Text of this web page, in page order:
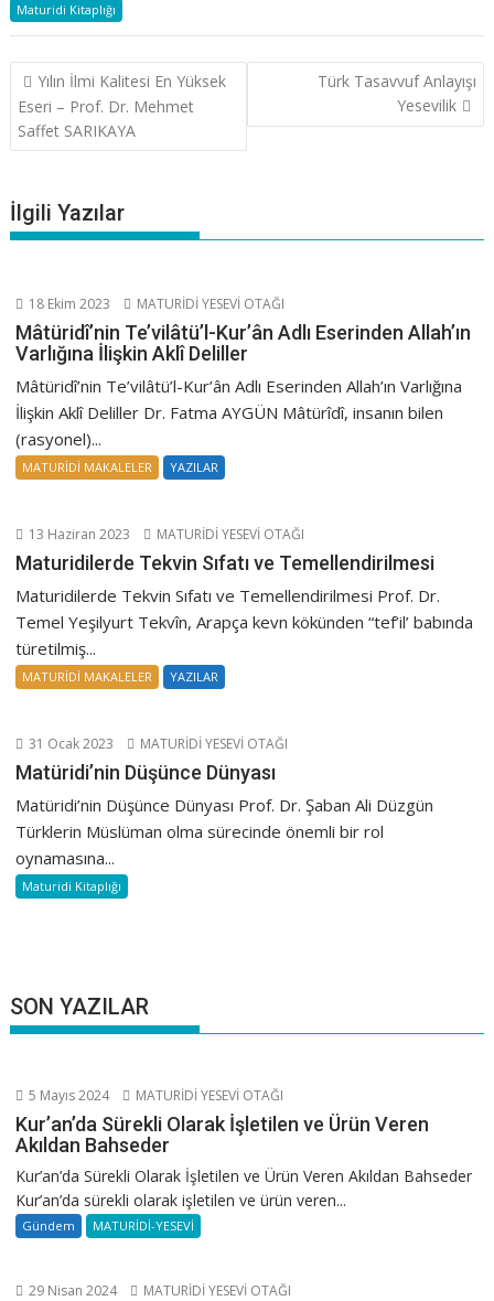
Maturidi Kitaplığı
Yazı
gezinmesi
Yılın İlmi Kalitesi En Yüksek
Eseri – Prof. Dr. Mehmet
Saffet SARIKAYA
Türk Tasavvuf Anlayışı
Yesevilik
İlgili Yazılar
18 Ekim 2023 MATURİDİ YESEVİ OTAĞI
Mâtüridî’nin Te’vilâtü’l-Kur’ân Adlı Eserinden Allah’ın
Varlığına İlişkin Aklî Deliller
Mâtüridî’nin Te’vilâtü’l-Kur’ân Adlı Eserinden Allah’ın Varlığına
İlişkin Aklî Deliller Dr. Fatma AYGÜN Mâtürîdî, insanın bilen
(rasyonel)...
MATURİDİ MAKALELER YAZILAR
13 Haziran 2023 MATURİDİ YESEVİ OTAĞI
Maturidilerde Tekvin Sıfatı ve Temellendirilmesi
Maturidilerde Tekvin Sıfatı ve Temellendirilmesi Prof. Dr.
Temel Yeşilyurt Tekvîn, Arapça kevn kökünden “tef’il’ babında
türetilmiş...
MATURİDİ MAKALELER YAZILAR
31 Ocak 2023 MATURİDİ YESEVİ OTAĞI
Matüridi’nin Düşünce Dünyası
Matüridi’nin Düşünce Dünyası Prof. Dr. Şaban Ali Düzgün
Türklerin Müslüman olma sürecinde önemli bir rol
oynamasına...
Maturidi Kitaplığı
SON YAZILAR
5 Mayıs 2024 MATURİDİ YESEVİ OTAĞI
Kur’an’da Sürekli Olarak İşletilen ve Ürün Veren
Akıldan Bahseder
Kur’an’da Sürekli Olarak İşletilen ve Ürün Veren Akıldan Bahseder
Kur’an’da sürekli olarak işletilen ve ürün veren...
Gündem MATURİDİ-YESEVİ
29 Nisan 2024 MATURİDİ YESEVİ OTAĞI